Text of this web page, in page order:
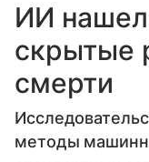
ИИ
скрытые
смерти
методы